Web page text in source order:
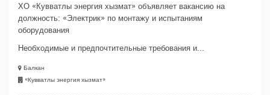
ХО «Кувватлы энергия хызмат» объявляет вакансию на
должность: «Электрик» по монтажу и испытаниям
оборудования
Необходимые и предпочтительные требования и...
Балкан
«Кувватлы энергия хызмат»